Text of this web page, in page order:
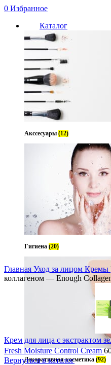
0 Избранное
Каталог
Акссесуары (12)
Гигиена (20)
Декоративная косметика (92)
Главная Уход за лицом Кремы
коллагеном — Enough
Крем для лица с экстрактом
Fresh Moisture Control Cream
Вернуться в каталог